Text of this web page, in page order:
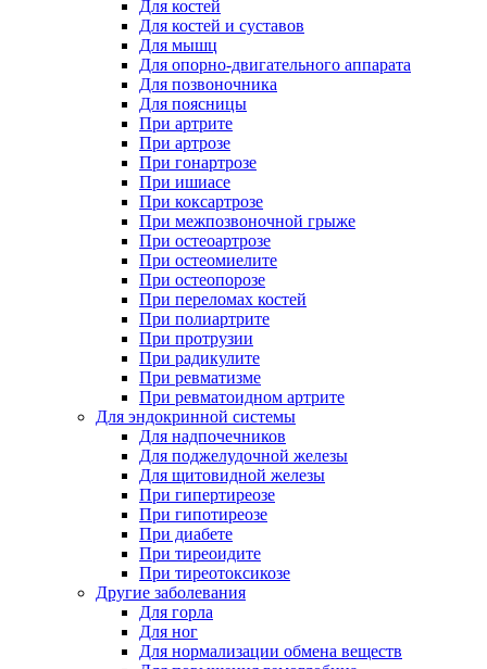
Для костей
Для костей и суставов
Для мышц
Для опорно-двигательного аппарата
Для позвоночника
Для поясницы
При артрите
При артрозе
При гонартрозе
При ишиасе
При коксартрозе
При межпозвоночной грыже
При остеоартрозе
При остеомиелите
При остеопорозе
При переломах костей
При полиартрите
При протрузии
При радикулите
При ревматизме
При ревматоидном артрите
Для эндокринной системы
Для надпочечников
Для поджелудочной железы
Для щитовидной железы
При гипертиреозе
При гипотиреозе
При диабете
При тиреоидите
При тиреотоксикозе
Другие заболевания
Для горла
Для ног
Для нормализации обмена веществ